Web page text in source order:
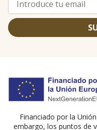
Financiado por la
embargo, los puntos de